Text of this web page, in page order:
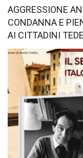
AGGRESSIONE
CONDANNA E
AI CITTADINI